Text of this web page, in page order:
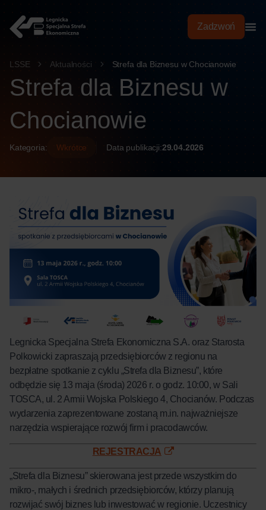
treści
Zadzwoń
LSSE Aktualności Strefa dla Biznesu w Chocianowie
Strefa dla Biznesu w
Chocianowie
Kategoria: Wkrótce Data publikacji:29.04.2026
Legnicka Specjalna Strefa Ekonomiczna S.A. oraz Starosta
Polkowicki zapraszają przedsiębiorców z regionu na
bezpłatne spotkanie z cyklu „Strefa dla Biznesu”, które
odbędzie się 13 maja (środa) 2026 r. o godz. 10:00, w Sali
TOSCA, ul. 2 Armii Wojska Polskiego 4, Chocianów. Podczas
wydarzenia zaprezentowane zostaną m.in. najważniejsze
narzędzia wspierające rozwój firm i pracodawców.
REJESTRACJA
„Strefa dla Biznesu” skierowana jest przede wszystkim do
mikro-, małych i średnich przedsiębiorców, którzy planują
rozwijać swój biznes lub inwestować w regionie. Uczestnicy